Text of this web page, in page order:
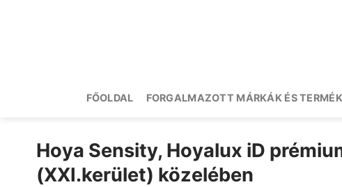
FŐOLDAL FORGALMAZOTT MÁRKÁK ÉS
Hoya Sensity, Hoyalux iD
(XXI.kerület) közelében